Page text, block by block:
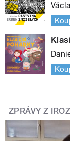
ZPRÁVY Z